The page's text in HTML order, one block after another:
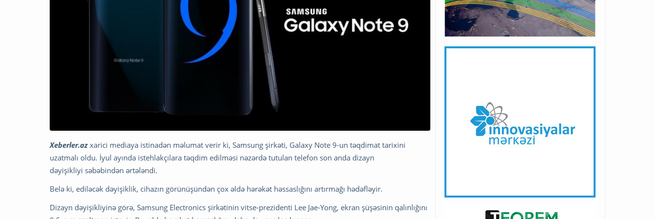
Xeberler.az xarici mediaya istinadən məlumat verir ki, Samsung şirkəti, Galaxy Note 9-un təqdimat tarixini
uzatmalı oldu. İyul ayında istehlakçılara təqdim edilməsi nəzərdə tutulan telefon son anda dizayn
dəyişikliyi səbəbindən ərtələndi.
Belə ki, ediləcək dəyişiklik, cihazın görünüşündən çox əldə hərəkət həssaslığını artırmağı hədəfləyir.
Dizayn dəyişikliyinə görə, Samsung Electronics şirkətinin vitse-prezidenti Lee Jae-Yong, ekran şüşəsinin qalınlığını